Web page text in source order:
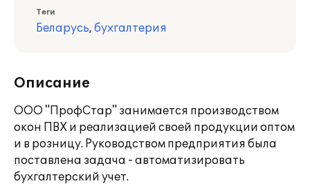
Теги
Беларусь, бухгалтерия
Описание
ООО "ПрофСтар" занимается производством
окон ПВХ и реализацией своей продукции оптом
и в розницу. Руководством предприятия была
поставлена задача - автоматизировать
бухгалтерский учет.